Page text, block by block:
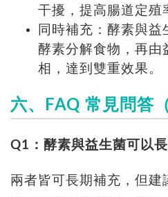
干擾，提高腸道定殖
同時補充：酵素與
酵素分解食物，再由
相，達到雙重效果。
六、FAQ 常見問答
Q1：酵素與益生菌可以
兩者皆可長期補充，但建